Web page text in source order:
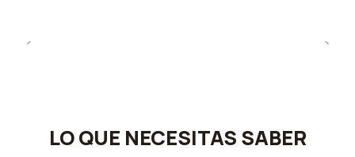
LO QUE NECESITAS SABER